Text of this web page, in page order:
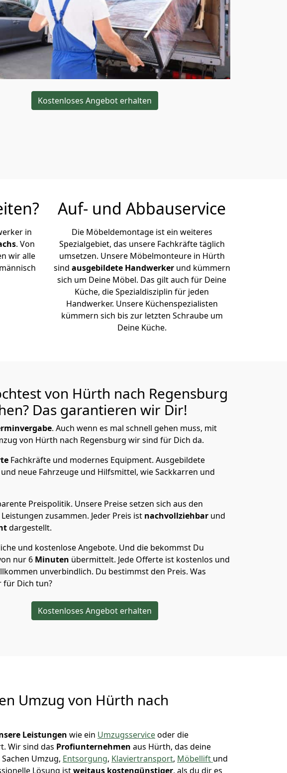
Kostenloses Angebot erhalten
in
. Von
wir alle
Auf- und Abbauservice
Die Möbeldemontage ist ein weiteres
Spezialgebiet, das unsere Fachkräfte täglich
umsetzen. Unsere Möbelmonteure in Hürth
sind ausgebildete Handwerker und kümmern
sich um Deine Möbel. Das gilt auch für Deine
Küche, die Spezialdisziplin für jeden
Handwerker. Unsere Küchenspezialisten
kümmern sich bis zur letzten Schraube um
Deine Küche.
von Hürth nach Regensburg
Das garantieren wir Dir!
. Auch wenn es mal schnell gehen muss, mit
von Hürth nach Regensburg wir sind für Dich da.
Fachkräfte und modernes Equipment. Ausgebildete
neue Fahrzeuge und Hilfsmittel, wie Sackkarren und
Preispolitik. Unsere Preise setzen sich aus den
zusammen. Jeder Preis ist nachvollziehbar und
dargestellt.
und kostenlose Angebote. Und die bekommst Du
nur 6 Minuten übermittelt. Jede Offerte ist kostenlos und
unverbindlich. Du bestimmst den Preis. Was
für Dich tun?
Kostenloses Angebot erhalten
Umzug von Hürth nach
Leistungen wie ein Umzugsserviceoder die
Wir sind das Profiunternehmen aus Hürth, das deine
Umzug, Entsorgung, Klaviertransport, Möbellift und
Lösung istweitaus kostengünstiger, als du dir es